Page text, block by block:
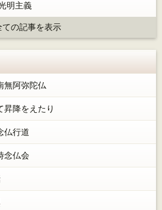
明主義
ての記事を表示
無阿弥陀仏
昇降をえたり
仏行道
念仏会